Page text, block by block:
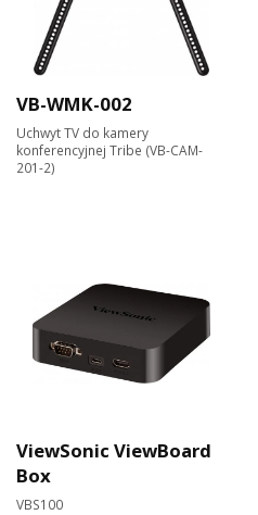
VB-WMK-002
Uchwyt TV do kamery
konferencyjnej Tribe (VB-CAM-
201-2)
ViewSonic ViewBoard
Box
VBS100